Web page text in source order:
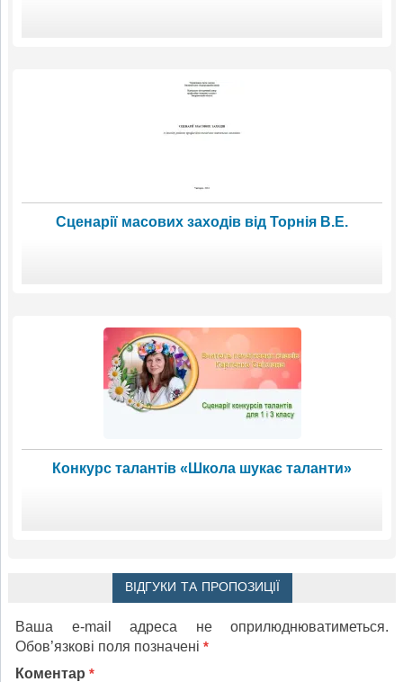
Сценарії масових заходів від Торнія В.Е.
Конкурс талантів «Школа шукає таланти»
ВІДГУКИ ТА ПРОПОЗИЦІЇ
Ваша e-mail адреса не оприлюднюватиметься.
Обов’язкові поля позначені *
Коментар *